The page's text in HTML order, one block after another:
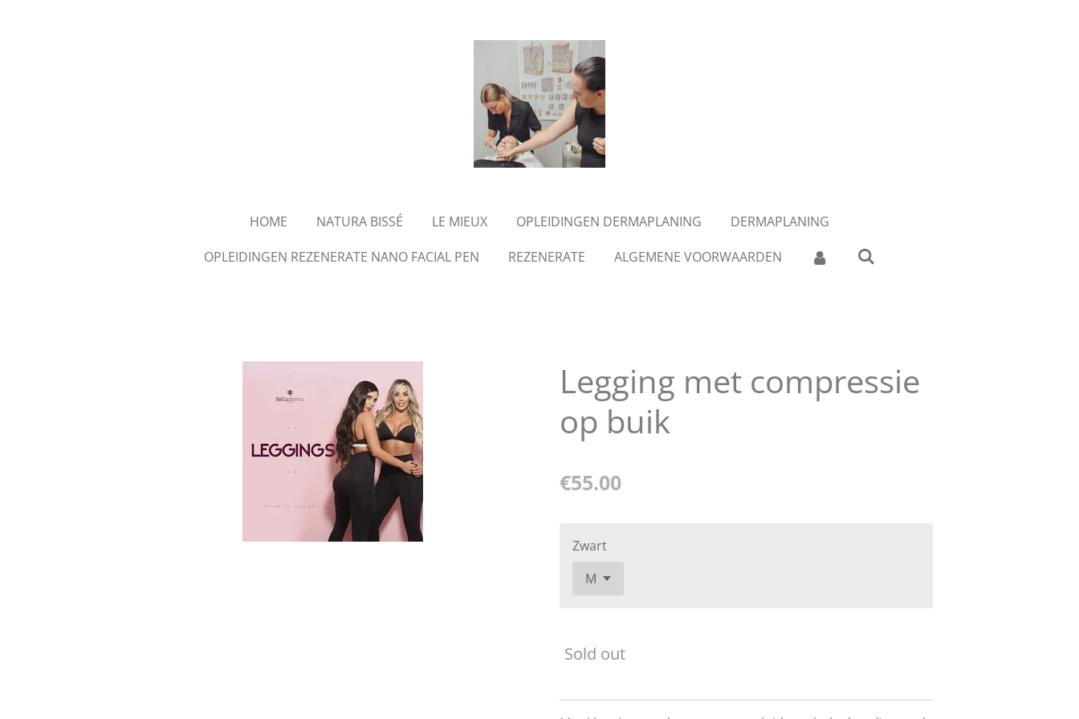
HOME NATURA BISSÉ LE MIEUX OPLEIDINGEN DERMAPLANING
DERMAPLANING
OPLEIDINGEN REZENERATE NANO FACIAL PEN
REZENERATE ALGEMENE VOORWAARDEN
Legging met compressie
op buik
€55.00
Zwart
Sold out